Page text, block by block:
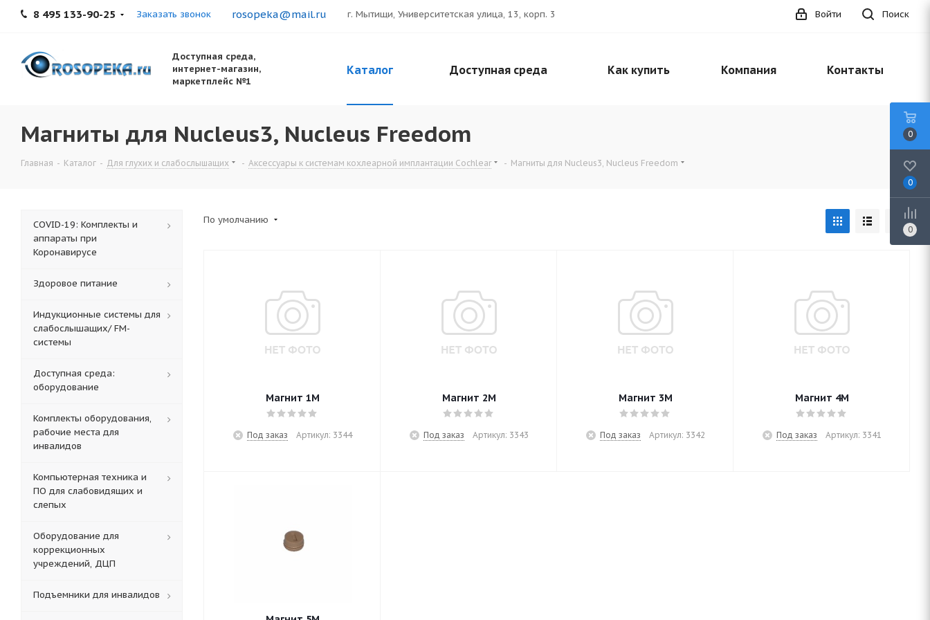
8 495 133-90-25 Заказать звонок rosopeka@mail.ru г. Мытищи, Университетская улица, 13, корп. 3 Поиск
Войти
Доступная среда,
интернет-магазин,
маркетплейс №1
Каталог Доступная среда Как купить Компания Контакты
Магниты для Nucleus3, Nucleus Freedom
Главная - Каталог - Для глухих и слабослышащих - Аксессуары к системам кохлеарной имплантации Cochlear - Магниты для Nucleus3, Nucleus Freedom
По умолчанию
Магнит 1М
Под заказ Артикул: 3344
Магнит 2М
Под заказ Артикул: 3343
Магнит 3М
Под заказ Артикул: 3342
Магнит 4М
Под заказ Артикул: 3341
COVID-19: Комплекты и
аппараты при
Коронавирусе
Здоровое питание
Индукционные системы для
слабослышащих/ FM-
системы
Доступная среда:
оборудование
Комплекты оборудования,
рабочие места для
инвалидов
Компьютерная техника и
ПО для слабовидящих и
слепых
Оборудование для
коррекционных
учреждений, ДЦП
Подъемники для инвалидов
0
0
0